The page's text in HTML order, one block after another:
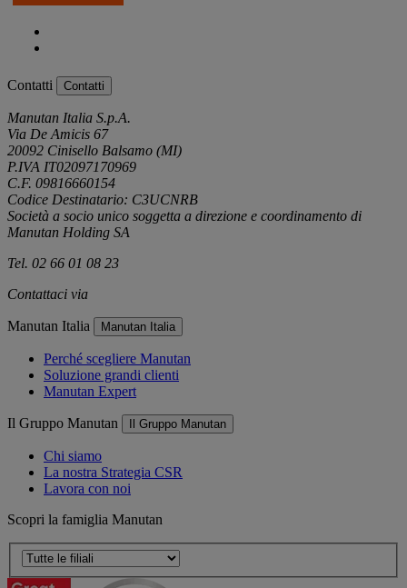
Contatti Contatti
Manutan Italia S.p.A.
Via De Amicis 67
20092 Cinisello Balsamo (MI)
P.IVA IT02097170969
C.F. 09816660154
Codice Destinatario: C3UCNRB
Società a socio unico soggetta a direzione e coordinamento di
Manutan Holding SA
Tel. 02 66 01 08 23
Contattaci via
Manutan Italia Manutan Italia
Perché scegliere Manutan
Soluzione grandi clienti
Manutan Expert
Il Gruppo Manutan Il Gruppo Manutan
Chi siamo
La nostra Strategia CSR
Lavora con noi
Scopri la famiglia Manutan